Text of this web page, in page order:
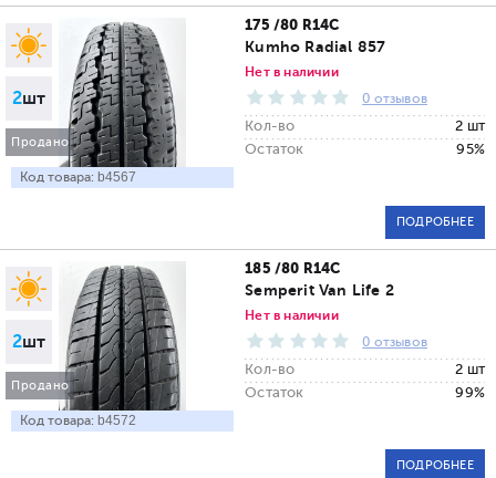
2шт
Продано
Код товара: b4567
175 /80 R14C
Kumho Radial 857
Нет в наличии
0 отзывов
Кол-во
2 шт
Остаток
95%
ПОДРОБНЕЕ
2шт
Продано
Код товара: b4572
185 /80 R14C
Semperit Van Life 2
Нет в наличии
0 отзывов
Кол-во
2 шт
Остаток
99%
ПОДРОБНЕЕ